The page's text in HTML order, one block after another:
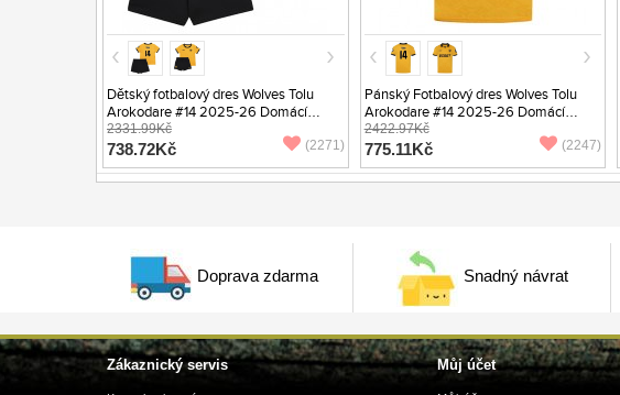
Dětský fotbalový dres Wolves Tolu
Arokodare #14 2025-26 Domácí
Krátký Rukáv (+ trenýrky)
2331.99Kč
738.72Kč (2271)
Pánský Fotbalový dres Wolves Tolu
Arokodare #14 2025-26 Domácí
Krátký Rukáv
2422.97Kč
775.11Kč (2247)
Doprava zdarma Snadný návrat
Zákaznický servis Můj účet